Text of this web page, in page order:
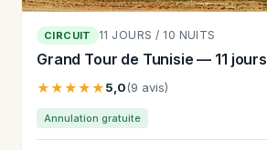
CIRCUIT 11 JOURS / 10 NUITS
Grand Tour de Tunisie — 11 jours
★★★★★5,0(9 avis)
Annulation gratuite